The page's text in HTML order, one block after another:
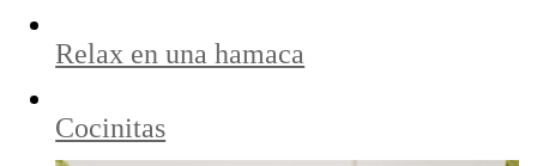
Relax en una hamaca
Cocinitas